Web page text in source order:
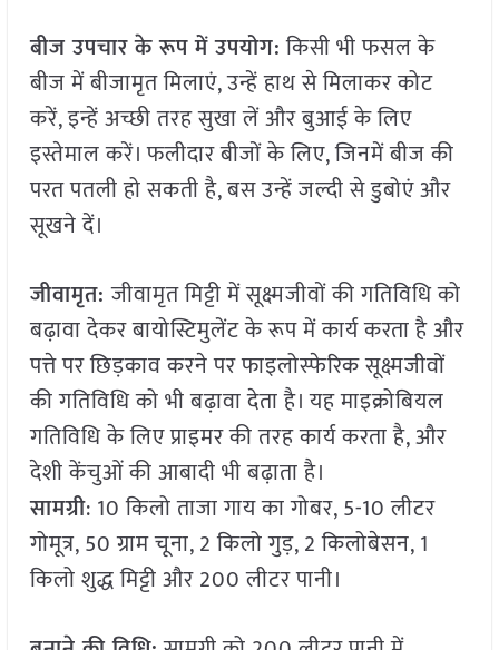
बीज उपचार के रूप में उपयोग:किसी भी फसल के
बीज में बीजामृत मिलाएं, उन्हें हाथ से मिलाकर कोट
करें, इन्हें अच्छी तरह सुखा लें और बुआई के लिए
इस्तेमाल करें। फलीदार बीजों के लिए, जिनमें बीज की
परत पतली हो सकती है, बस उन्हें जल्दी से डुबोएं और
सूखने दें।
जीवामृत:जीवामृत मिट्टी में सूक्ष्मजीवों की गतिविधि को
बढ़ावा देकर बायोस्टिमुलेंट के रूप में कार्य करता है और
पत्ते पर छिड़काव करने पर फाइलोस्फेरिक सूक्ष्मजीवों
की गतिविधि को भी बढ़ावा देता है। यह माइक्रोबियल
गतिविधि के लिए प्राइमर की तरह कार्य करता है, और
देशी केंचुओं की आबादी भी बढ़ाता है।
सामग्री: 10 किलो ताजा गाय का गोबर, 5-10 लीटर
गोमूत्र, 50 ग्राम चूना, 2 किलो गुड़, 2 किलोबेसन, 1
किलो शुद्ध मिट्टी और 200 लीटर पानी।